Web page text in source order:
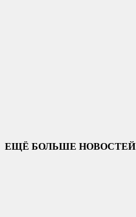
ЕЩЁ БОЛЬШЕ НОВОСТЕЙ